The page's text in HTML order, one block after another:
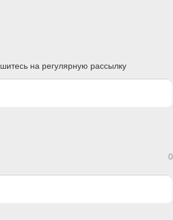
на регулярную рассылку
0